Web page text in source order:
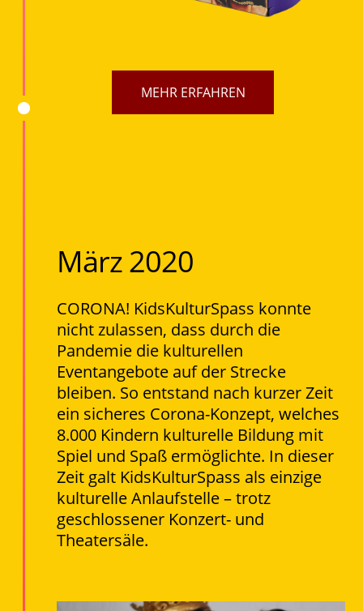
MEHR ERFAHREN
März 2020
CORONA! KidsKulturSpass konnte
nicht zulassen, dass durch die
Pandemie die kulturellen
Eventangebote auf der Strecke
bleiben. So entstand nach kurzer Zeit
ein sicheres Corona-Konzept, welches
8.000 Kindern kulturelle Bildung mit
Spiel und Spaß ermöglichte. In dieser
Zeit galt KidsKulturSpass als einzige
kulturelle Anlaufstelle – trotz
geschlossener Konzert- und
Theatersäle.